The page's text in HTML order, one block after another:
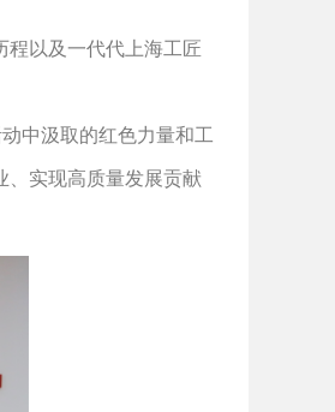
以及一代代上海工匠
中汲取的红色力量和工
、实现高质量发展贡献